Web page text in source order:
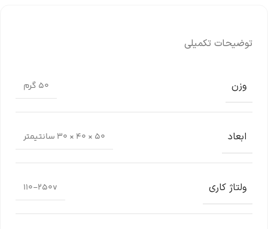
توضیحات تکمیلی
وزن 50 گرم
ابعاد 50 × 40 × 30 سانتیمتر
ولتاژ کاری 110-250v